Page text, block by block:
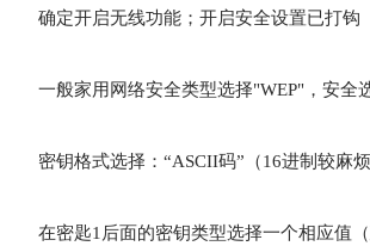
确定开启无线功能；开启安全设置已打钩
一般家用网络安全类型选择"WEP"，安全
密钥格式选择：“ASCII码”（16进制较麻
在密匙1后面的密钥类型选择一个相应值（